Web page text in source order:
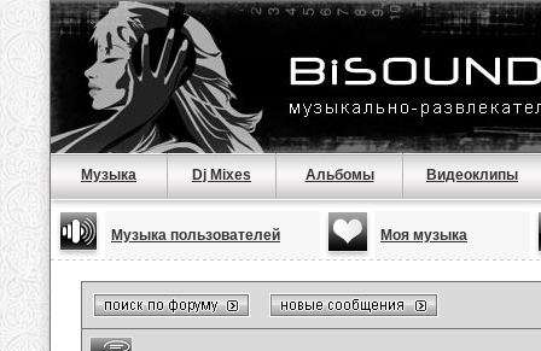
Музыка Dj Mixes Альбомы Видеоклипы
Музыка пользователей Моя музыка